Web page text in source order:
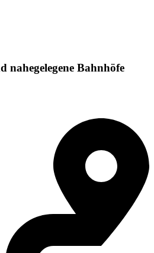
Bahnhöfe